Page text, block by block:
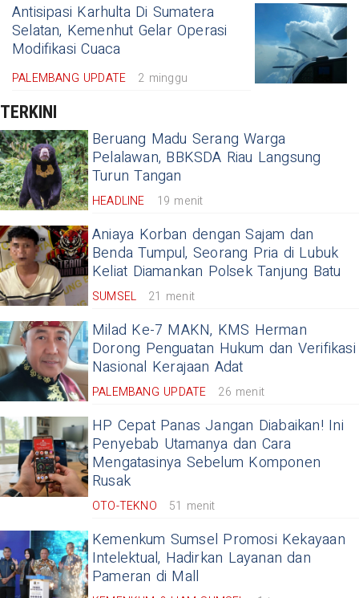
Antisipasi Karhulta Di Sumatera
Selatan, Kemenhut Gelar Operasi
Modifikasi Cuaca
PALEMBANG UPDATE 2 minggu
TERKINI
Beruang Madu Serang Warga
Pelalawan, BBKSDA Riau Langsung
Turun Tangan
HEADLINE 19 menit
Aniaya Korban dengan Sajam dan
Benda Tumpul, Seorang Pria di Lubuk
Keliat Diamankan Polsek Tanjung Batu
SUMSEL 21 menit
Milad Ke-7 MAKN, KMS Herman
Dorong Penguatan Hukum dan Verifikasi
Nasional Kerajaan Adat
PALEMBANG UPDATE 26 menit
HP Cepat Panas Jangan Diabaikan! Ini
Penyebab Utamanya dan Cara
Mengatasinya Sebelum Komponen
Rusak
OTO-TEKNO 51 menit
Kemenkum Sumsel Promosi Kekayaan
Intelektual, Hadirkan Layanan dan
Pameran di Mall